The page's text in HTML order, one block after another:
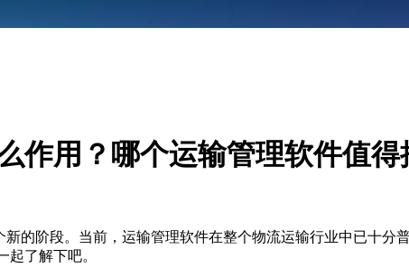
作用？哪个运输管理软件值得
的阶段。当前，运输管理软件在整个物流运输行业中已十
了解下吧。